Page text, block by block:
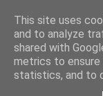
This site uses
and to analyze
shared with
metrics to ensure
statistics, and to